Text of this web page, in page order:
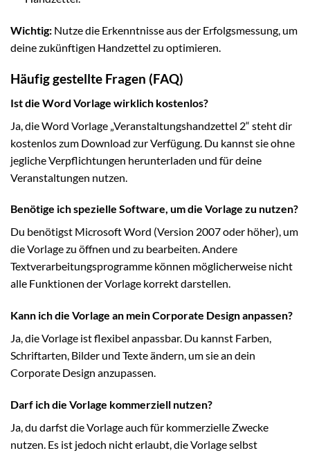
Wichtig: Nutze die Erkenntnisse aus der Erfolgsmessung, um
deine zukünftigen Handzettel zu optimieren.
Häufig gestellte Fragen (FAQ)
Ist die Word Vorlage wirklich kostenlos?
Ja, die Word Vorlage „Veranstaltungshandzettel 2“ steht dir
kostenlos zum Download zur Verfügung. Du kannst sie ohne
jegliche Verpflichtungen herunterladen und für deine
Veranstaltungen nutzen.
Benötige ich spezielle Software, um die Vorlage zu nutzen?
Du benötigst Microsoft Word (Version 2007 oder höher), um
die Vorlage zu öffnen und zu bearbeiten. Andere
Textverarbeitungsprogramme können möglicherweise nicht
alle Funktionen der Vorlage korrekt darstellen.
Kann ich die Vorlage an mein Corporate Design anpassen?
Ja, die Vorlage ist flexibel anpassbar. Du kannst Farben,
Schriftarten, Bilder und Texte ändern, um sie an dein
Corporate Design anzupassen.
Darf ich die Vorlage kommerziell nutzen?
Ja, du darfst die Vorlage auch für kommerzielle Zwecke
nutzen. Es ist jedoch nicht erlaubt, die Vorlage selbst